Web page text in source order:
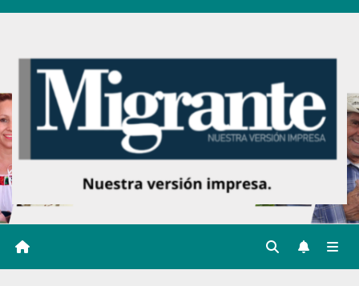
Ir
contenido